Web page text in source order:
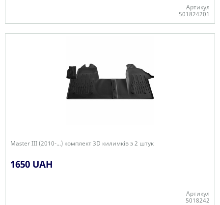
Артикул
501824201
Master III (2010-...) комплект 3D килимків з 2 штук
1650 UAH
Артикул
5018242